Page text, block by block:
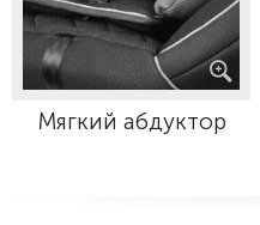
Мягкий абдуктор